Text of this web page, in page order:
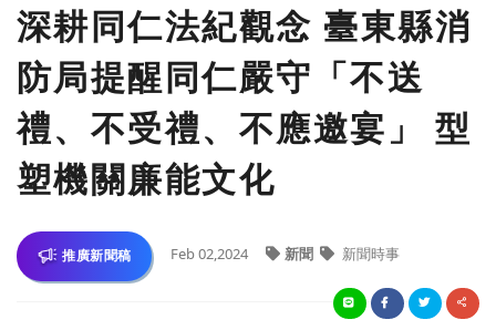
深耕同仁法紀觀念 臺東縣消
防局提醒同仁嚴守「不送
禮、不受禮、不應邀宴」 型
塑機關廉能文化
推廣新聞稿 Feb 02,2024 新聞 新聞時事